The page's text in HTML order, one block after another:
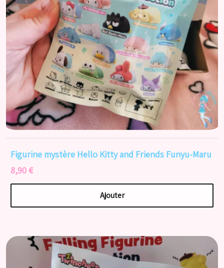
Figurine mystère Hello Kitty and Friends Funyu-Maru
8,90 €
Ajouter